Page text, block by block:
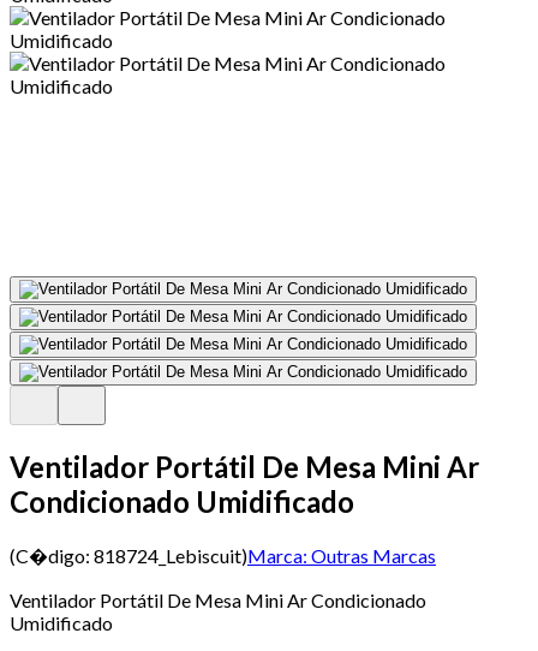
Ventilador Portátil De Mesa Mini Ar
Condicionado Umidificado
(C�digo: 818724_Lebiscuit)Marca: Outras Marcas
Ventilador Portátil De Mesa Mini Ar Condicionado
Umidificado